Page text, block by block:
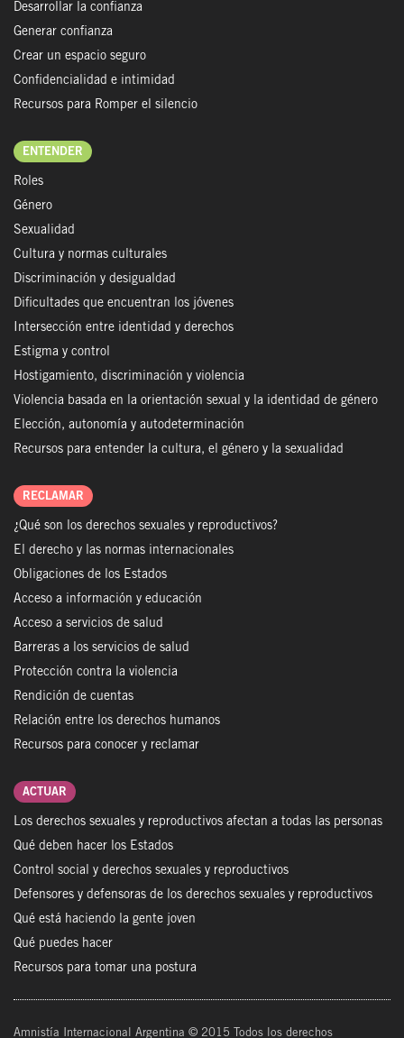
Desarrollar la confianza
Generar confianza
Crear un espacio seguro
Confidencialidad e intimidad
Recursos para Romper el silencio
ENTENDER
Roles
Género
Sexualidad
Cultura y normas culturales
Discriminación y desigualdad
Dificultades que encuentran los jóvenes
Intersección entre identidad y derechos
Estigma y control
Hostigamiento, discriminación y violencia
Violencia basada en la orientación sexual y la identidad de género
Elección, autonomía y autodeterminación
Recursos para entender la cultura, el género y la sexualidad
RECLAMAR
¿Qué son los derechos sexuales y reproductivos?
El derecho y las normas internacionales
Obligaciones de los Estados
Acceso a información y educación
Acceso a servicios de salud
Barreras a los servicios de salud
Protección contra la violencia
Rendición de cuentas
Relación entre los derechos humanos
Recursos para conocer y reclamar
ACTUAR
Los derechos sexuales y reproductivos afectan a todas las personas
Qué deben hacer los Estados
Control social y derechos sexuales y reproductivos
Defensores y defensoras de los derechos sexuales y reproductivos
Qué está haciendo la gente joven
Qué puedes hacer
Recursos para tomar una postura
Amnistía Internacional Argentina © 2015 Todos los derechos